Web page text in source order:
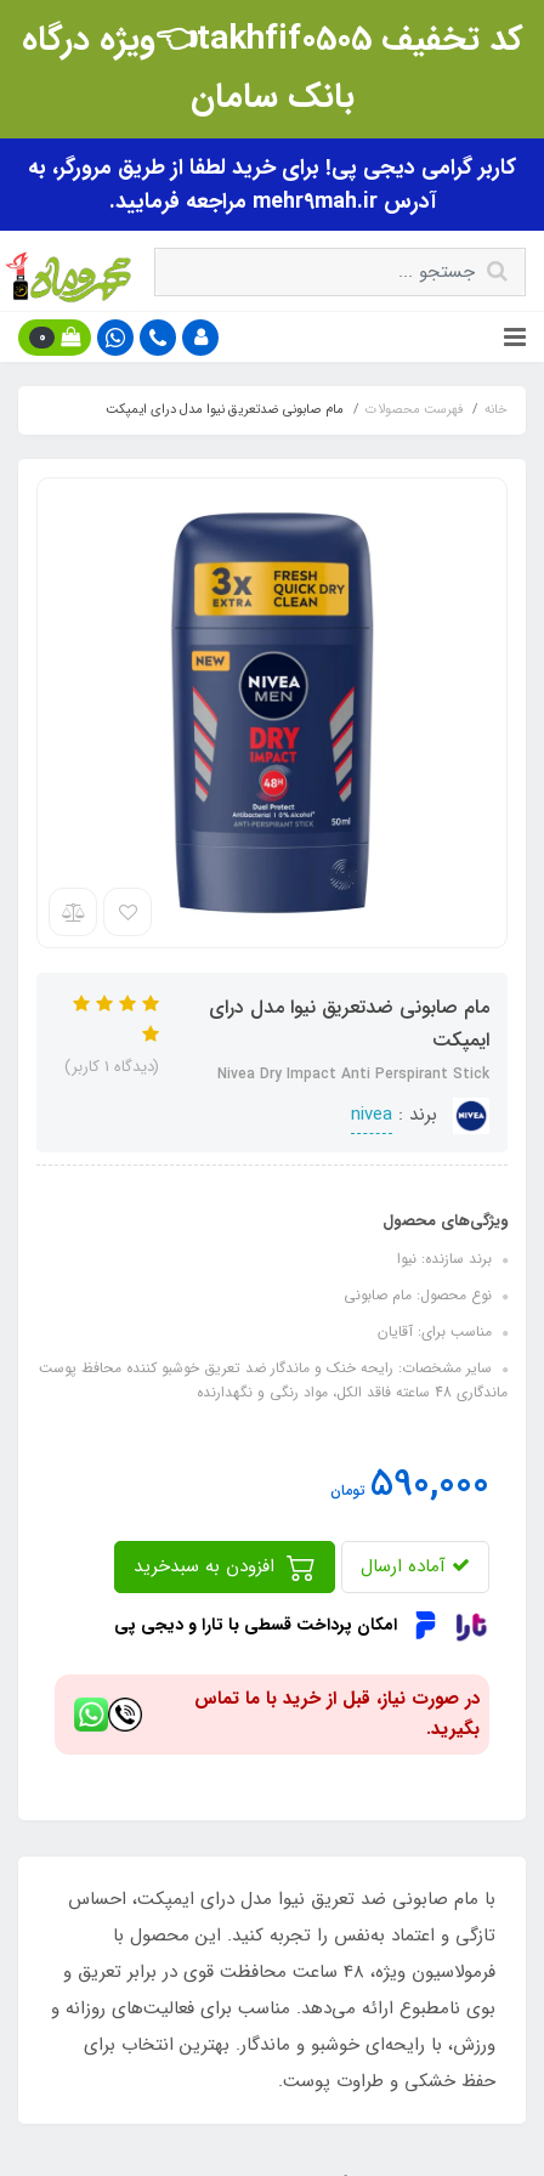
کد تخفیف takhfif0505👈ویژه درگاه
بانک سامان
کاربر گرامی دیجی پی! برای خرید لطفا از طریق مرورگر، به
آدرس mehr9mah.ir مراجعه فرمایید.
0
خانه فهرست محصولات مام صابونی ضدتعریق نیوا مدل درای ایمپکت
مام صابونی ضدتعریق نیوا مدل درای
ایمپکت
Nivea Dry Impact Anti Perspirant Stick
برند : nivea
(دیدگاه 1 کاربر)
ویژگی‌های محصول
برند سازنده: نیوا
نوع محصول: مام صابونی
مناسب برای: آقایان
سایر مشخصات: رایحه خنک و ماندگار ضد تعریق خوشبو کننده محافظ پوست
ماندگاری 48 ساعته فاقد الکل، مواد رنگی و نگهدارنده
590,000 تومان
آماده ارسال
امکان پرداخت قسطی با تارا و دیجی پی
در صورت نیاز، قبل از خرید با ما تماس
بگیرید.
با مام صابونی ضد تعریق نیوا مدل درای ایمپکت، احساس
تازگی و اعتماد به‌نفس را تجربه کنید. این محصول با
فرمولاسیون ویژه، 48 ساعت محافظت قوی در برابر تعریق و
بوی نامطبوع ارائه می‌دهد. مناسب برای فعالیت‌های روزانه و
ورزش، با رایحه‌ای خوشبو و ماندگار. بهترین انتخاب برای
حفظ خشکی و طراوت پوست.